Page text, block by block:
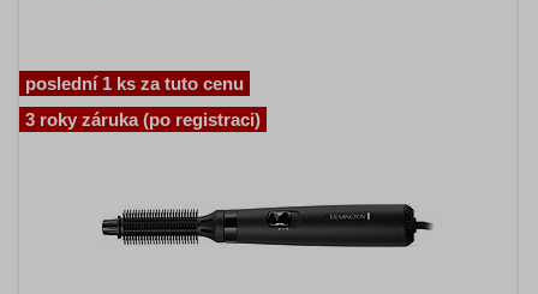
poslední 1 ks za tuto cenu
3 roky záruka (po registraci)